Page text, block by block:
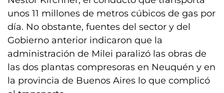
unos 11 millones de metros cúbicos de gas por
día. No obstante, fuentes del sector y del
Gobierno anterior indicaron que la
administración de Milei paralizó las obras de
las dos plantas compresoras en Neuquén y en
la provincia de Buenos Aires lo que complicó